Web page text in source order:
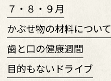
７・８・９月
かぶせ物の材料について
歯と口の健康週間
目的もないドライブ